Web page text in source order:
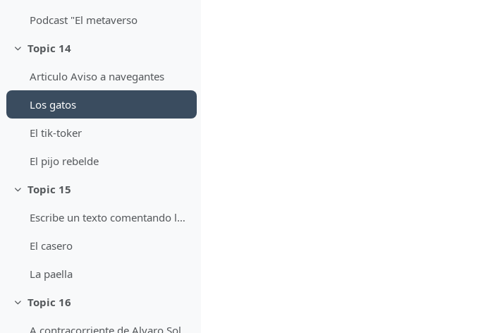
Podcast "El metaverso
Minimizza
Topic 14
Articulo Aviso a navegantes
Los gatos
El tik-toker
El pijo rebelde
Minimizza
Topic 15
Escribe un texto comentando la pelicula Scoop
El casero
La paella
Minimizza
Topic 16